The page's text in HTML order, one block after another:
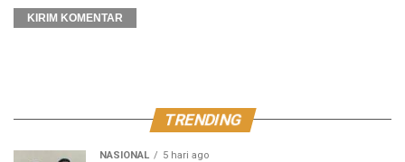
TRENDING
NASIONAL 5 hari ago